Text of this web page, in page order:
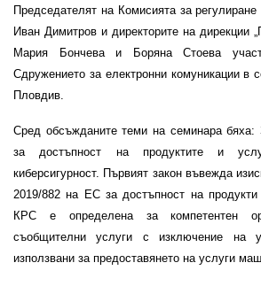
Председателят на Комисията за
Иван Димитров и директорите на дирекции
Мария Бончева и Боряна Стоева
Сдружението за електронни комуникации в
Пловдив.
Сред обсъжданите теми на семинара бяха:
за достъпност на продуктите и
киберсигурност. Първият закон въвежда
2019/882 на ЕС за достъпност на
КРС е определена за компетентен
съобщителни услуги с изключение на
използвани за предоставянето на услуги